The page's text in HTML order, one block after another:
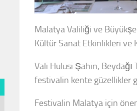
Malatya Valiliği ve
Kültür Sanat Etkinlikleri ve
Vali Hulusi Şahin, Beydağı
festivalin kente güzellikler
Festivalin Malatya için